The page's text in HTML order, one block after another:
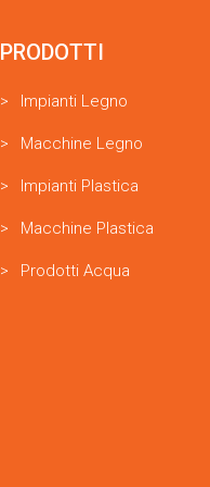
PRODOTTI
Impianti Legno
Macchine Legno
Impianti Plastica
Macchine Plastica
Prodotti Acqua